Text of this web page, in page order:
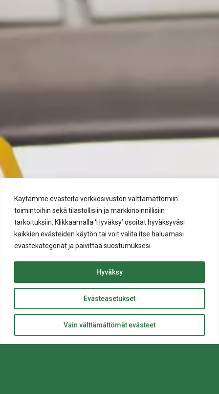
Käytämme evästeitä verkkosivuston välttämättömiin
toimintoihin sekä tilastollisiin ja markkinoinnillisiin
tarkoituksiin. Klikkaamalla ‘Hyväksy’ osoitat hyväksyväsi
kaikkien evästeiden käytön tai voit valita itse haluamasi
evästekategoriat ja päivittää suostumuksesi.
Evästeasetukset
Vain välttämättömät evästeet
Hyväksy
ylös